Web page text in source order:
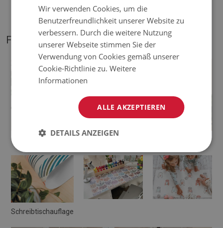
abweichen.
FOTOS VON UNSEREM PRODUKT
Schreibtischauflage
Wir verwenden Cookies, um die
Benutzerfreundlichkeit unserer Website zu
verbessern. Durch die weitere Nutzung
unserer Webseite stimmen Sie der
Verwendung von Cookies gemäß unserer
Cookie-Richtlinie zu.Weitere
Informationen
ALLE AKZEPTIEREN
DETAILS ANZEIGEN